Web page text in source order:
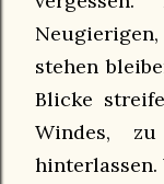
stehen
Blicke
Windes,
hinterlassen.